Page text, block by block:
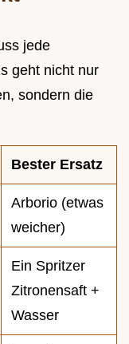
jede
geht nicht nur
sondern die
Bester Ersatz
Arborio (etwas
weicher)
Ein Spritzer
Zitronensaft +
Wasser